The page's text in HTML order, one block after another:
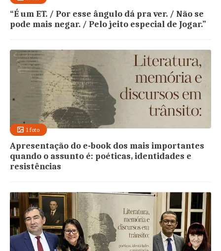
“É um ET. / Por esse ângulo dá pra ver. / Não se
pode mais negar. / Pelo jeito especial de Jogar.”
1 foto
Apresentação do e-book dos mais importantes
quando o assunto é: poéticas, identidades e
resistências